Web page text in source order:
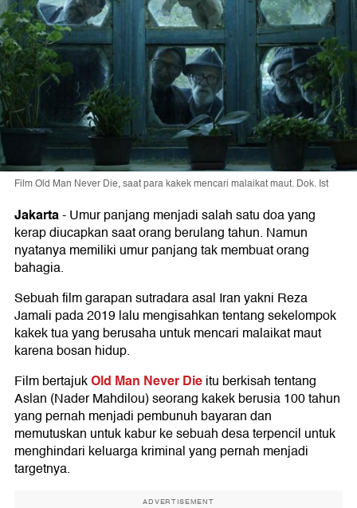
Film Old Man Never Die, saat para kakek mencari malaikat maut. Dok. Ist
Jakarta-Umur panjang menjadi salah satu doa yang
kerap diucapkan saat orang berulang tahun. Namun
nyatanya memiliki umur panjang tak membuat orang
bahagia.
Sebuah film garapan sutradara asal Iran yakni Reza
Jamali pada 2019 lalu mengisahkan tentang sekelompok
kakek tua yang berusaha untuk mencari malaikat maut
karena bosan hidup.
Film bertajukOld Man Never Dieitu berkisah tentang
Aslan (Nader Mahdilou) seorang kakek berusia 100 tahun
yang pernah menjadi pembunuh bayaran dan
memutuskan untuk kabur ke sebuah desa terpencil untuk
menghindari keluarga kriminal yang pernah menjadi
targetnya.
ADVERTISEMENT